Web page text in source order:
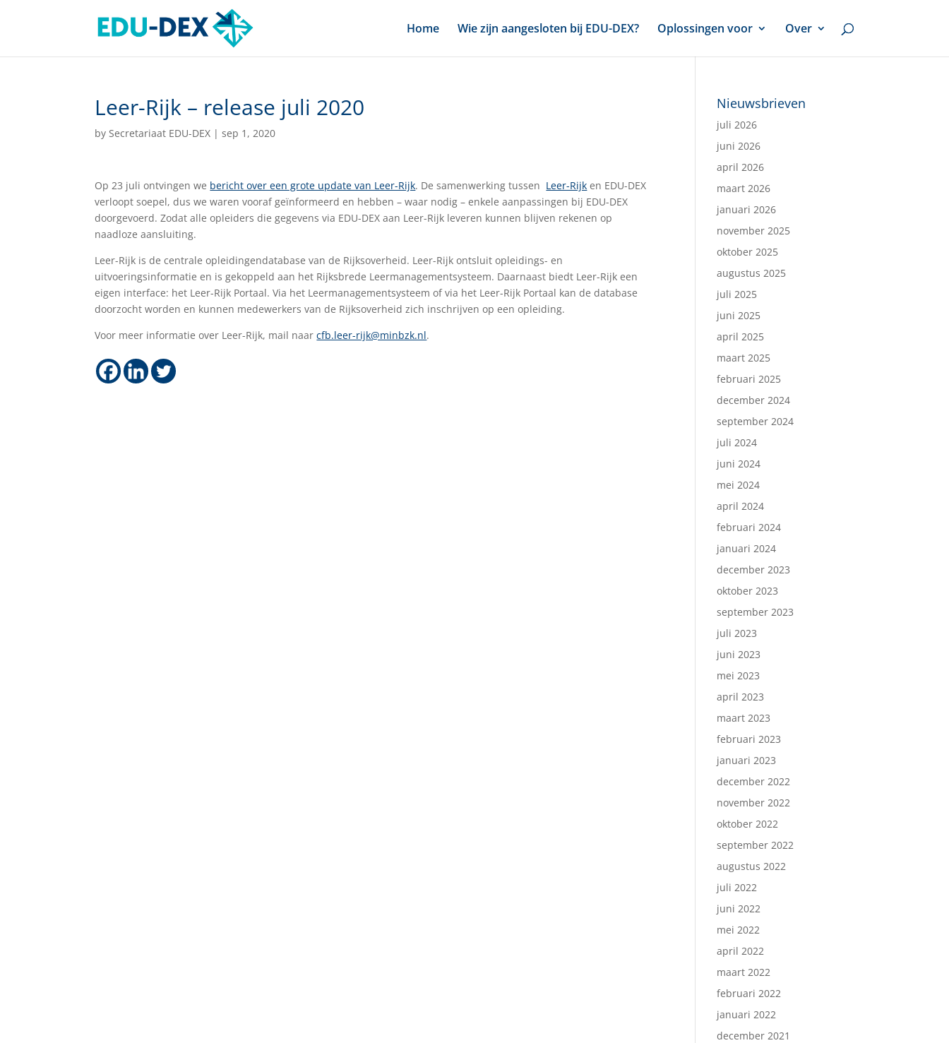
Home Wie zijn aangesloten bij EDU-DEX? Oplossingen voor Over
Leer-Rijk – release juli 2020
bySecretariaat EDU-DEX |sep 1, 2020
Op 23 juli ontvingen we bericht over een grote update van Leer-Rijk. De samenwerking tussen Leer-Rijk en EDU-DEX
verloopt soepel, dus we waren vooraf geïnformeerd en hebben – waar nodig – enkele aanpassingen bij EDU-DEX
doorgevoerd. Zodat alle opleiders die gegevens via EDU-DEX aan Leer-Rijk leveren kunnen blijven rekenen op
naadloze aansluiting.
Leer-Rijk is de centrale opleidingendatabase van de Rijksoverheid. Leer-Rijk ontsluit opleidings- en
uitvoeringsinformatie en is gekoppeld aan het Rijksbrede Leermanagementsysteem. Daarnaast biedt Leer-Rijk een
eigen interface: het Leer-Rijk Portaal. Via het Leermanagementsysteem of via het Leer-Rijk Portaal kan de database
doorzocht worden en kunnen medewerkers van de Rijksoverheid zich inschrijven op een opleiding.
Voor meer informatie over Leer-Rijk, mail naarcfb.leer-rijk@minbzk.nl.
Nieuwsbrieven
juli 2026
juni 2026
april 2026
maart 2026
januari 2026
november 2025
oktober 2025
augustus 2025
juli 2025
juni 2025
april 2025
maart 2025
februari 2025
december 2024
september 2024
juli 2024
juni 2024
mei 2024
april 2024
februari 2024
januari 2024
december 2023
oktober 2023
september 2023
juli 2023
juni 2023
mei 2023
april 2023
maart 2023
februari 2023
januari 2023
december 2022
november 2022
oktober 2022
september 2022
augustus 2022
juli 2022
juni 2022
mei 2022
april 2022
maart 2022
februari 2022
januari 2022
december 2021